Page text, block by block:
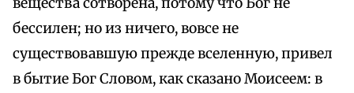
бессилен; но из ничего, вовсе не
существовавшую прежде вселенную, привел
в бытие Бог Словом, как сказано Моисеем: в